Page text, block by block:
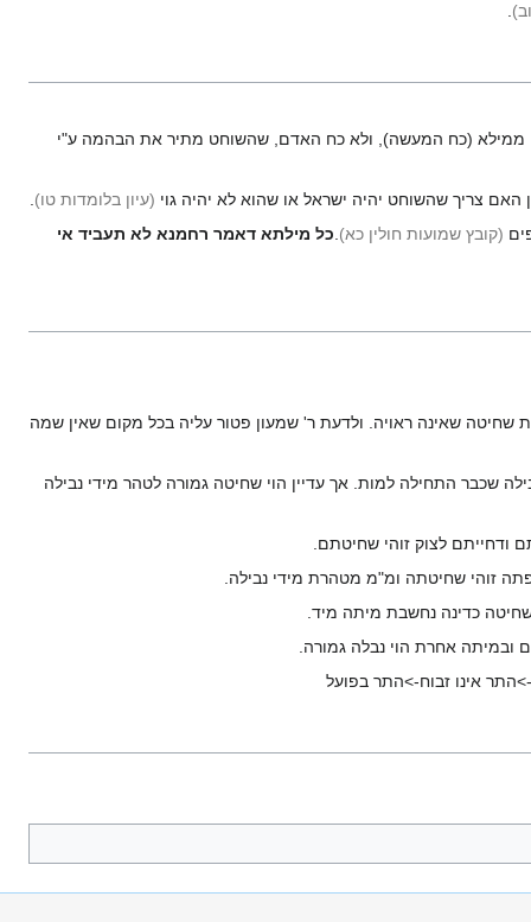
)
.
(כח המעשה), ולא כח האדם, שהשוחט מתיר את הבהמה ע"י
האם צריך שהשוחט יהיה ישראל או שהוא לא יהיה גוי (עיון בלומדות טו)
.
(קובץ שמועות חולין כא)
.כל מילתא דאמר רחמנא לא תעביד אי
שחיטה שאינה ראויה. ולדעת ר' שמעון פטור עליה בכל מקום שאין שמה
שכבר התחילה למות. אך עדיין הוי שחיטה גמורה לטהר מידי נבילה
אינו זבוח->התר בפועל